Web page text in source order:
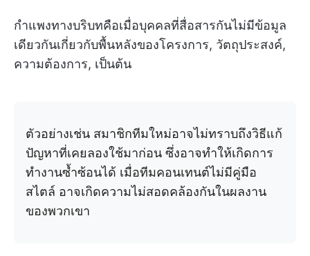
กำแพงทางบริบทคือเมื่อบุคคลที่สื่อสารกันไม่มีข้อมูล
เดียวกันเกี่ยวกับพื้นหลังของโครงการ, วัตถุประสงค์,
ความต้องการ, เป็นต้น
ตัวอย่างเช่น สมาชิกทีมใหม่อาจไม่ทราบถึงวิธีแก้
ปัญหาที่เคยลองใช้มาก่อน ซึ่งอาจทำให้เกิดการ
ทำงานซ้ำซ้อนได้ เมื่อทีมคอนเทนต์ไม่มีคู่มือ
สไตล์ อาจเกิดความไม่สอดคล้องกันในผลงาน
ของพวกเขา